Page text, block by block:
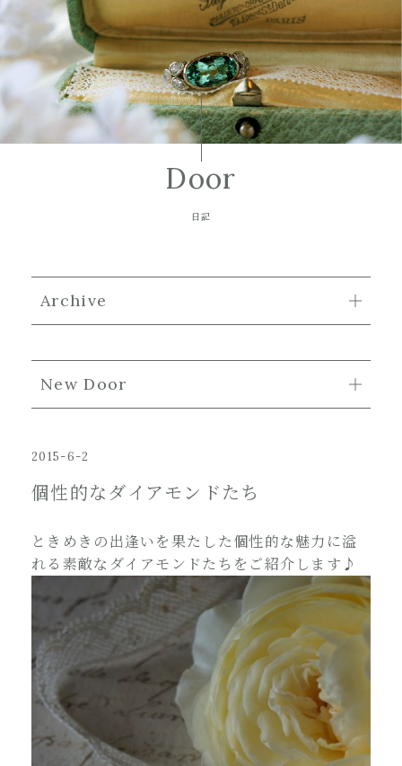
Door
日記
Archive
New Door
2015-6-2
個性的なダイアモンドたち
ときめきの出逢いを果たした個性的な魅力に溢
れる素敵なダイアモンドたちをご紹介します♪